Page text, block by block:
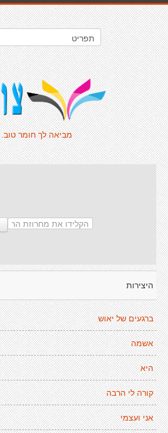
מביאה לך חומר טוב.
היצירות
ברגעים של יאוש
אשמה
היא
קורה לי הרבה
אני ועצמי